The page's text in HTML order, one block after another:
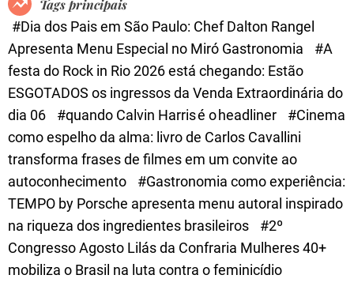
e
Tags principais
#Dia dos Pais em São Paulo: Chef Dalton Rangel
Apresenta Menu Especial no Miró Gastronomia
#A
festa do Rock in Rio 2026 está chegando: Estão
ESGOTADOS os ingressos da Venda Extraordinária do
dia 06
#quando Calvin Harris é o headliner
#Cinema
como espelho da alma: livro de Carlos Cavallini
transforma frases de filmes em um convite ao
autoconhecimento
#Gastronomia como experiência:
TEMPO by Porsche apresenta menu autoral inspirado
na riqueza dos ingredientes brasileiros
#2º
Congresso Agosto Lilás da Confraria Mulheres 40+
mobiliza o Brasil na luta contra o feminicídio